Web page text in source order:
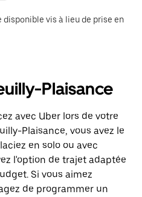
disponible vis à lieu de prise en
Plaisance
avec Uber lors de votre
Plaisance, vous avez le
en solo ou avec
l'option de trajet adaptée
Si vous aimez
de programmer un